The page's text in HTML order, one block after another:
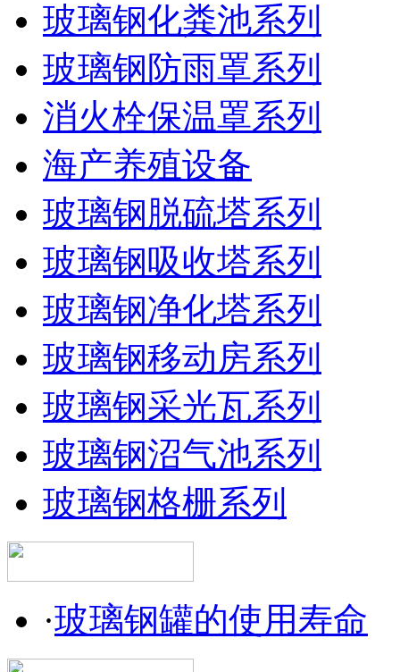
玻璃钢化粪池系列
玻璃钢防雨罩系列
消火栓保温罩系列
海产养殖设备
玻璃钢脱硫塔系列
玻璃钢吸收塔系列
玻璃钢净化塔系列
玻璃钢移动房系列
玻璃钢采光瓦系列
玻璃钢沼气池系列
玻璃钢格栅系列
·玻璃钢罐的使用寿命